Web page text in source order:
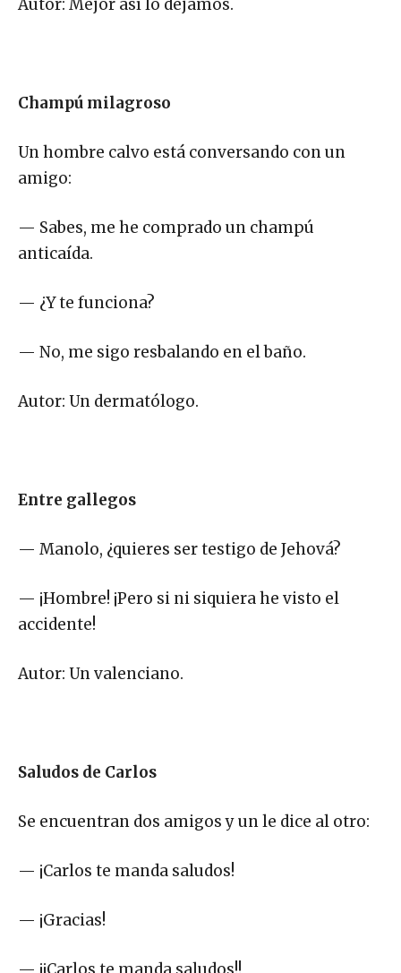
Autor: Mejor así lo dejamos.
Champú milagroso
Un hombre calvo está conversando con un
amigo:
— Sabes, me he comprado un champú
anticaída.
— ¿Y te funciona?
— No, me sigo resbalando en el baño.
Autor: Un dermatólogo.
Entre gallegos
— Manolo, ¿quieres ser testigo de Jehová?
— ¡Hombre! ¡Pero si ni siquiera he visto el
accidente!
Autor: Un valenciano.
Saludos de Carlos
Se encuentran dos amigos y un le dice al otro:
— ¡Carlos te manda saludos!
— ¡Gracias!